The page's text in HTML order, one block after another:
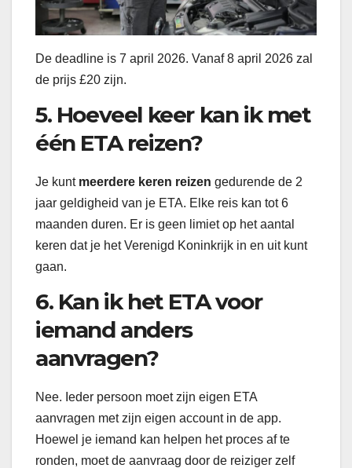
De deadline is 7 april 2026. Vanaf 8 april 2026 zal
de prijs £20 zijn.
5. Hoeveel keer kan ik met
één ETA reizen?
Je kunt meerdere keren reizen gedurende de 2
jaar geldigheid van je ETA. Elke reis kan tot 6
maanden duren. Er is geen limiet op het aantal
keren dat je het Verenigd Koninkrijk in en uit kunt
gaan.
6. Kan ik het ETA voor
iemand anders
aanvragen?
Nee. Ieder persoon moet zijn eigen ETA
aanvragen met zijn eigen account in de app.
Hoewel je iemand kan helpen het proces af te
ronden, moet de aanvraag door de reiziger zelf